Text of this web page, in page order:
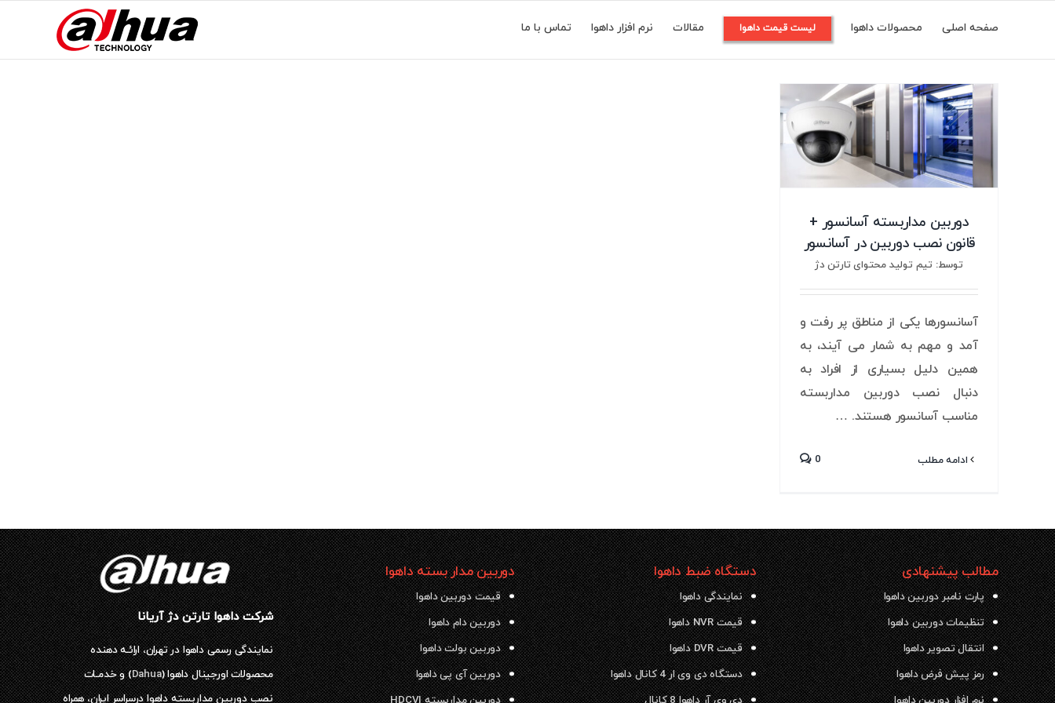
content
صفحه اصلی محصولات داهوا لیست قیمت داهوا مقالات نرم افزار داهوا تماس با ما
دوربین مداربسته آسانسور +
قانون نصب دوربین در آسانسور
توسط: تیم تولید محتوای تارتن دژ
آسانسورها یکی از مناطق پر رفت و
آمد و مهم به شمار می آیند، به
همین دلیل بسیاری از افراد به
دنبال نصب دوربین مداربسته
مناسب آسانسور هستند. …
ادامه مطلب 0
مطالب پیشنهادی
پارت نامبر دوربین داهوا
تنظیمات دوربین داهوا
انتقال تصویر داهوا
رمز پیش فرض داهوا
نرم افزار دوربین داهوا
دستگاه ضبط داهوا
نمایندگی داهوا
قیمت NVR داهوا
قیمت DVR داهوا
دستگاه دی وی ار 4 کانال داهوا
دی وی آر داهوا 8 کانال
دوربین مدار بسته داهوا
قیمت دوربین داهوا
دوربین دام داهوا
دوربین بولت داهوا
دوربین آی پی داهوا
دوربین مداربسته HDCVI
شرکت داهوا تارتن دژ آریانا
نمایندگی رسمی داهوا در تهران، ارائـه دهنده
محصولات اورجینال داهوا (Dahua) و خدمـات
نصب دوربین مداربسته داهوا درسراسر ایران، همراه